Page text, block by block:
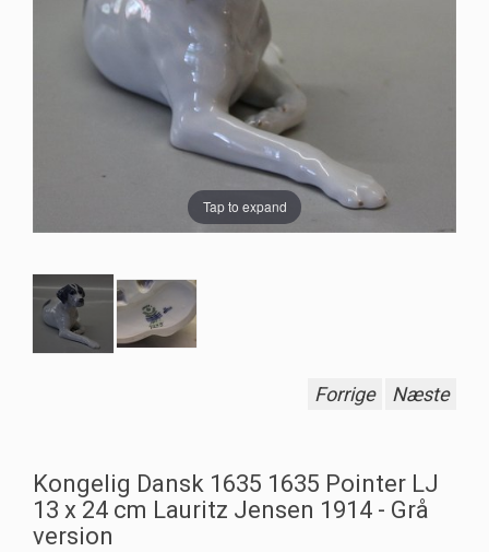
Tap to expand
Forrige Næste
Kongelig Dansk 1635 1635 Pointer LJ
13 x 24 cm Lauritz Jensen 1914 - Grå
version